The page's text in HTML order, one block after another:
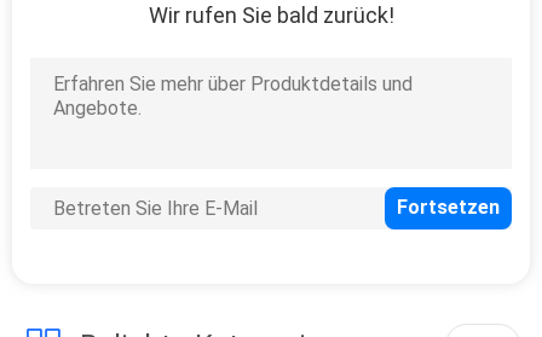
Entferner
Wir rufen Sie bald zurück!